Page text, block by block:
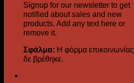
Signup for our newsletter to get
notified about sales and new
products. Add any text here or
remove it.
Σφάλμα: Η φόρμα επικοινωνίας
δε βρέθηκε.